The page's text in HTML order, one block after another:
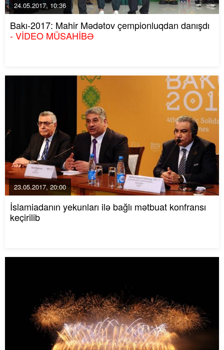
24.05.2017, 10:36
Bakı-2017: Mahir Mədətov çempionluqdan danışdı
- VİDEO MÜSAHİBƏ
23.05.2017, 20:00
İslamiadanın yekunları ilə bağlı mətbuat konfransı
keçirilib